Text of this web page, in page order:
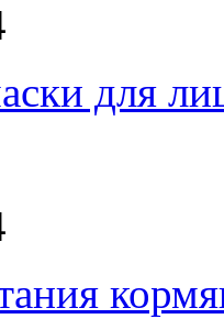
для